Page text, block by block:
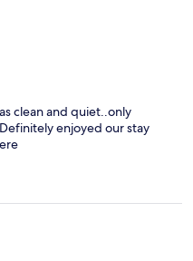
clean and quiet..only
enjoyed our stay